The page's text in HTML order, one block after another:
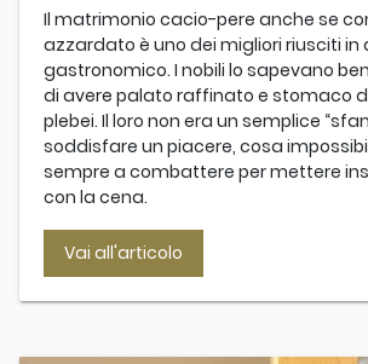
Il matrimonio cacio-pere anche se
azzardato è uno dei migliori riusciti in
gastronomico. I nobili lo sapevano
di avere palato raffinato e stomaco
plebei. Il loro non era un semplice
soddisfare un piacere, cosa
sempre a combattere per mettere
con la cena.
Vai all'articolo